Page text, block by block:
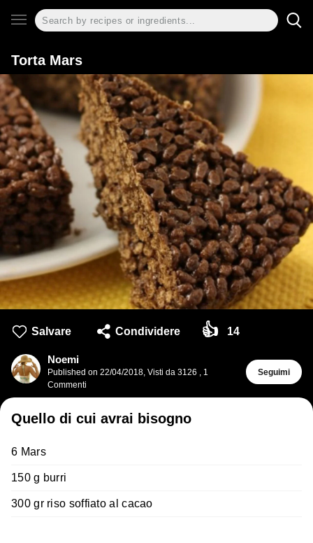
Torta Mars
Salvare Condividere 👍 14
Noemi
Published on 22/04/2018, Visti da 3126 , 1
Commenti
Seguimi
Quello di cui avrai bisogno
6 Mars
150 g burri
300 gr riso soffiato al cacao